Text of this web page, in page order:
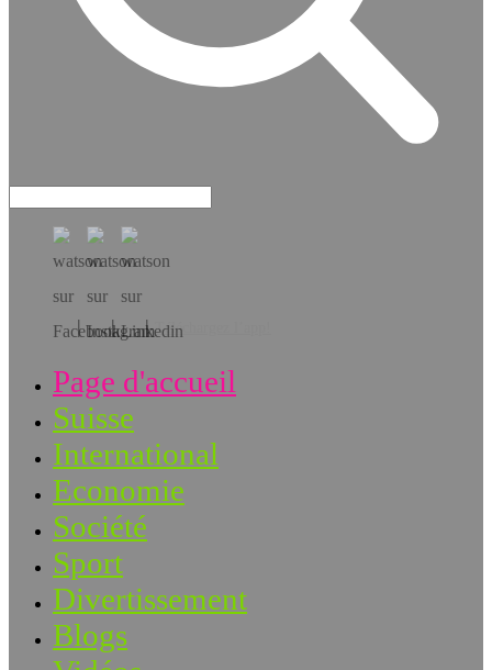
Téléchargez l’app!
Page d'accueil
Suisse
International
Economie
Société
Sport
Divertissement
Blogs